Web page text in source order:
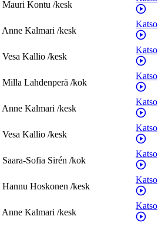
Mauri Kontu /kesk
Anne Kalmari /kesk
Katso
Vesa Kallio /kesk
Katso
Milla Lahdenperä /kok
Katso
Anne Kalmari /kesk
Katso
Vesa Kallio /kesk
Katso
Saara-Sofia Sirén /kok
Katso
Hannu Hoskonen /kesk
Katso
Anne Kalmari /kesk
Katso